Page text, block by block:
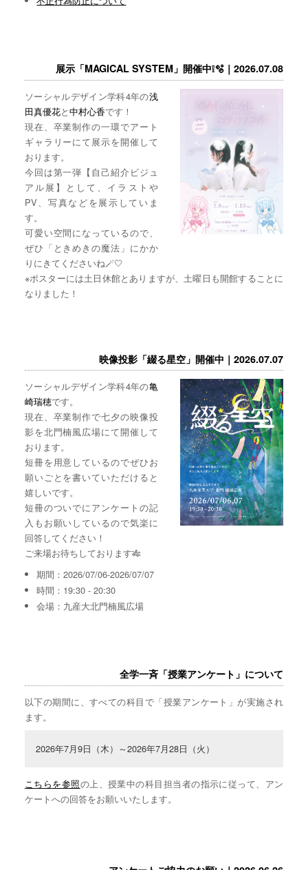
展示「MAGICAL SYSTEM」開催中❕🫧｜2026.07.08
ソーシャルデザイン学科4年の浅
田真優花と中村心香です！
現在、卒業制作の一環でアート
ギャラリーにて展示を開催して
おります。
今回は第一弾【自己紹介ビジュ
アル展】として、イラストや
PV、写真などを展示していま
す。
可愛い空間になっているので、
ぜひ「ときめきの魔法」にかか
りにきてくださいね🪄🤍
※ポスターには土日休館とありますが、土曜日も開館することに
なりました！
映像投影「綴る星空」開催中｜2026.07.07
ソーシャルデザイン学科4年の亀
崎瑞穂です。
現在、卒業制作で七夕の映像投
影を北門楠風広場にて開催して
おります。
短冊を用意しているのでぜひお
願いごとを書いていただけると
嬉しいです。
短冊のついでにアンケートの記
入もお願いしているので気楽に
回答してください！
ご来場お待ちしております🎋
期間：2026/07/06-2026/07/07
時間：19:30 - 20:30
会場：九産大北門楠風広場
全学一斉「授業アンケート」について
以下の期間に、すべての科目で「授業アンケート」が実施され
ます。
2026年7月9日（木）～2026年7月28日（火）
こちらを参照の上、授業中の科目担当者の指示に従って、アン
ケートへの回答をお願いいたします。